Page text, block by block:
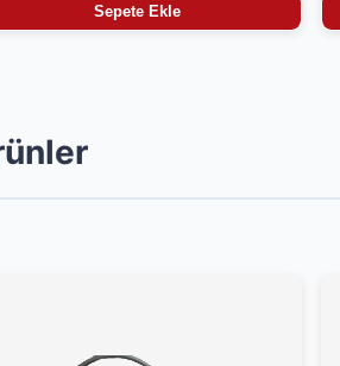
Sepete Ekle